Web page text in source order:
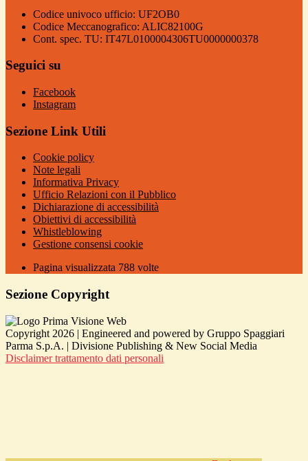
Codice univoco ufficio: UF2OB0
Codice Meccanografico: ALIC82100G
Cont. spec. TU: IT47L0100004306TU0000000378
Seguici su
Facebook
Instagram
Sezione Link Utili
Cookie policy
Note legali
Informativa Privacy
Ufficio Relazioni con il Pubblico
Dichiarazione di accessibilità
Obiettivi di accessibilità
Whistleblowing
Gestione consensi cookie
Pagina visualizzata 788 volte
Sezione Copyright
Copyright 2026 | Engineered and powered by Gruppo Spaggiari
Parma S.p.A. | Divisione Publishing & New Social Media
Disclaimer trattamento dati personali